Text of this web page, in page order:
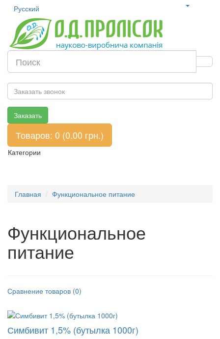
Русский
Заказать
Товаров: 0 (0.00 грн.)
Категории
Главная Функциональное питание
Функциональное
питание
Сравнение товаров (0)
Симбивит 1,5% (бутылка 1000г)